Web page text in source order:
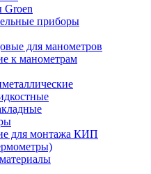
Groen
приборы
для манометров
к манометрам
для монтажа КИП